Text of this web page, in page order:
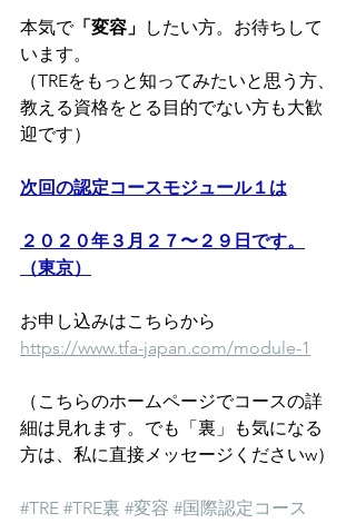
本気で「変容」 したい方。お待ちして
います。
（TREをもっと知ってみたいと思う方、
教える資格をとる目的でない方も大歓
迎です）
次回の認定コースモジュール１は
２０２０年３月２７〜２９日です。
（東京）
お申し込みはこちらから
https://www.tfa-japan.com/module-1
（こちらのホームページでコースの詳
細は見れます。でも「裏」も気になる
方は、私に直接メッセージくださいw）
#TRE #TRE裏 #変容 #国際認定コース